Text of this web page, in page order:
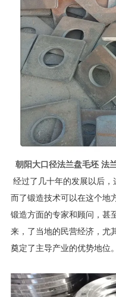
朝阳大口径法兰盘毛坯 法
经过了几十年的发展以后
而了锻造技术可以在这个地
锻造方面的专家和顾问，甚
来，了当地的民营经济，尤
奠定了主导产业的优势地位。